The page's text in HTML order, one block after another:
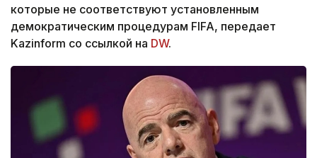
которые не соответствуют установленным
демократическим процедурам FIFA, передает
Kazinform со ссылкой на DW.